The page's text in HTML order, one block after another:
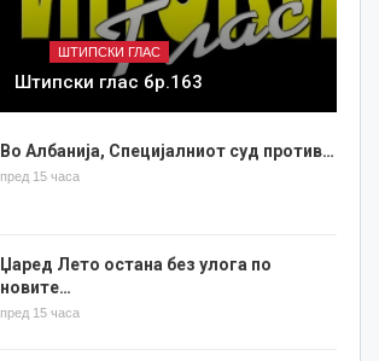
ШТИПСКИ ГЛАС
Штипски глас бр.163
Во Албанија, Специјалниот суд против…
пред 15 часа
Џаред Лето остана без улога по
новите…
пред 15 часа